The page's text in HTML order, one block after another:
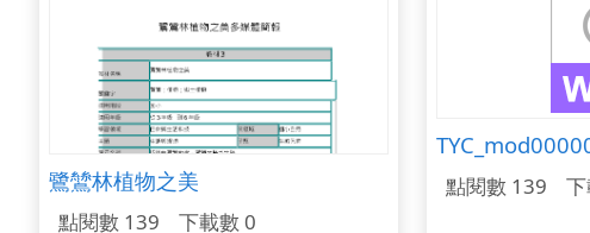
鷺鷥林植物之美
點閱數 139 下載數 0
點閱數 139